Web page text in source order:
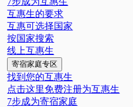
互惠生的要求
互惠可选择国家
按国家搜索
线上互惠生
寄宿家庭专区
找到您的互惠生
点击这里免费注册为互惠生
7步成为寄宿家庭